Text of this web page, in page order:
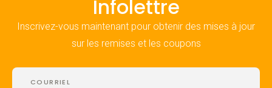
Infolettre
Inscrivez-vous maintenant pour obtenir des mises à jour
sur les remises et les coupons